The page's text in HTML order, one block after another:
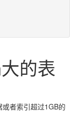
的表
者索引超过1GB的